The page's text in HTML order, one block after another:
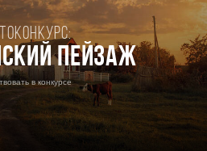
пейзаж
в конкурсе